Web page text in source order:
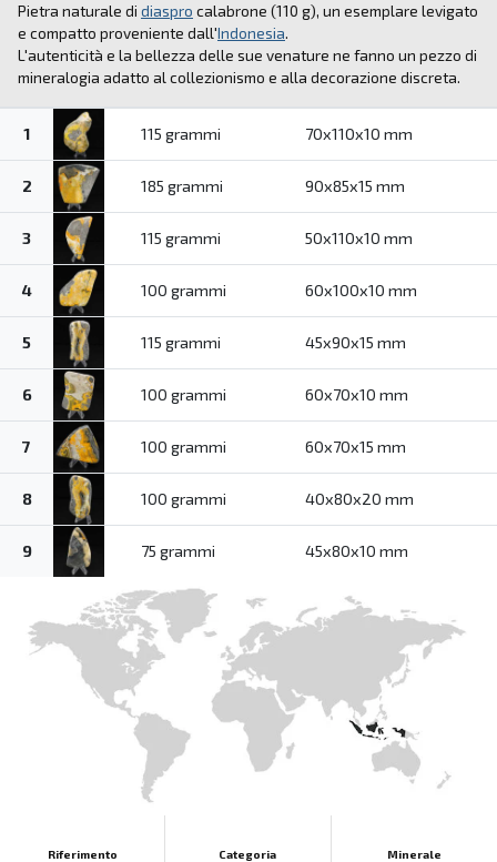
Pietra naturale di diaspro calabrone (110 g), un esemplare levigato
e compatto proveniente dall'Indonesia.
L'autenticità e la bellezza delle sue venature ne fanno un pezzo di
mineralogia adatto al collezionismo e alla decorazione discreta.
1 115 grammi 70x110x10 mm
2 185 grammi 90x85x15 mm
3 115 grammi 50x110x10 mm
4 100 grammi 60x100x10 mm
5 115 grammi 45x90x15 mm
6 100 grammi 60x70x10 mm
7 100 grammi 60x70x15 mm
8 100 grammi 40x80x20 mm
9 75 grammi 45x80x10 mm
Riferimento Categoria Minerale